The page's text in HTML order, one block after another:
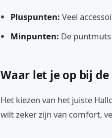
Pluspunten: Veel
Minpunten: De
Waar let je op bij de
Het kiezen van het juiste
wilt zeker zijn van comfort,